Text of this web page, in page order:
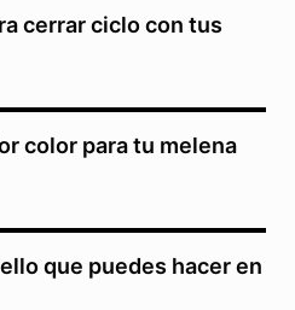
cerrar ciclo con tus
color para tu melena
que puedes hacer en